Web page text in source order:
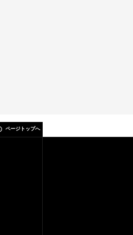
ページトップへ